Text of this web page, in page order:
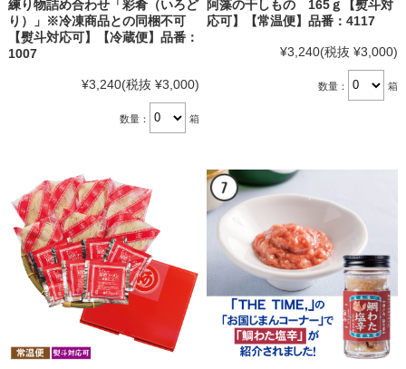
練り物詰め合わせ「彩肴（いろど
り）」※冷凍商品との同梱不可
【熨斗対応可】【冷蔵便】品番：
1007
¥3,240(税抜 ¥3,000)
数量： 箱
阿藻の干しもの 165ｇ【熨斗対
応可】【常温便】品番：4117
¥3,240(税抜 ¥3,000)
数量： 箱